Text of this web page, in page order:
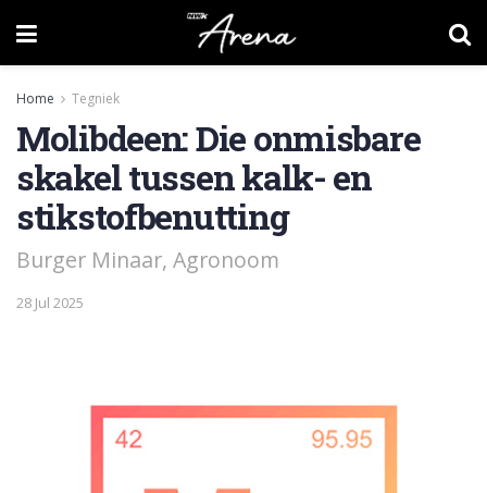
Home Tegniek
Molibdeen: Die onmisbare
skakel tussen kalk- en
stikstofbenutting
Burger Minaar, Agronoom
28 Jul 2025